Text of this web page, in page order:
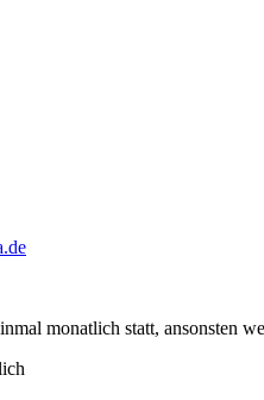
monatlich statt, ansonsten